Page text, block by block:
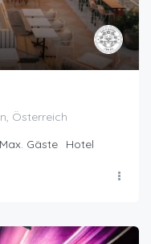
Österreich
Max. Gäste Hotel